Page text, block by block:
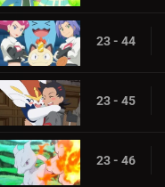
23 - 44
23 - 45
23 - 46